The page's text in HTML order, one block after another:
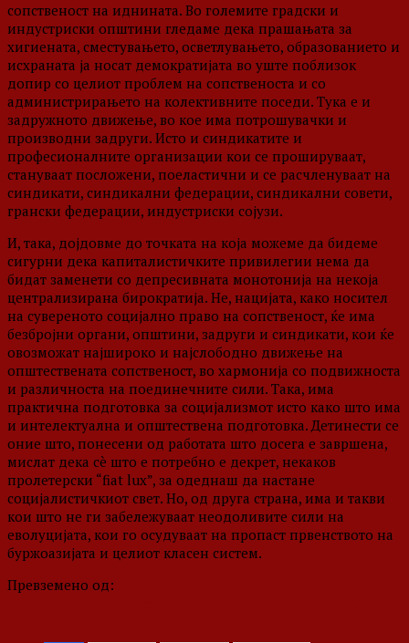
сопственост на иднината. Во големите градски и
индустриски општини гледаме дека прашањата за
хигиената, сместувањето, осветлувањето, образованието и
исхраната ја носат демократијата во уште поблизок
допир со целиот проблем на сопственоста и со
администрирањето на колективните поседи. Тука е и
задружното движење, во кое има потрошувачки и
производни задруги. Исто и синдикатите и
професионалните организации кои се прошируваат,
стануваат посложени, поеластични и се расчленуваат на
синдикати, синдикални федерации, синдикални совети,
грански федерации, индустриски сојузи.
И, така, дојдовме до точката на која можеме да бидеме
сигурни дека капиталистичките привилегии нема да
бидат заменети со депресивната монотонија на некоја
централизирана бирократија. Не, нацијата, како носител
на сувереното социјално право на сопственост, ќе има
безбројни органи, општини, задруги и синдикати, кои ќе
овозможат најшироко и најслободно движење на
општествената сопственост, во хармонија со подвижноста
и различноста на поединечните сили. Така, има
практична подготовка за социјализмот исто како што има
и интелектуална и општествена подготовка. Детинести се
оние што, понесени од работата што досега е завршена,
мислат дека сè што е потребно е декрет, некаков
пролетерски “fiat lux”, за одеднаш да настане
социјалистичкиот свет. Но, од друга страна, има и такви
кои што не ги забележуваат неодоливите сили на
еволуцијата, кои го осудуваат на пропаст првенството на
буржоазијата и целиот класен систем.
Превземено од: